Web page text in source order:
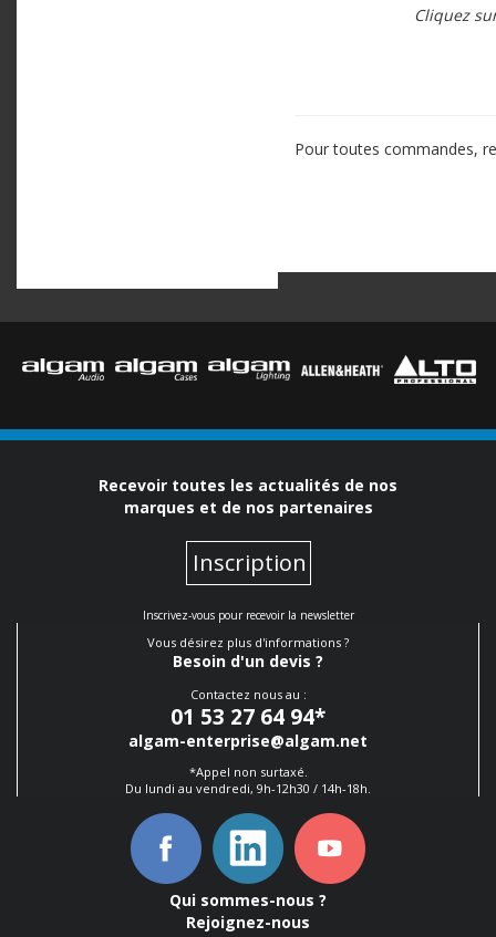
Cliquez
Pour toutes commandes,
Recevoir toutes les actualités de nos
marques et de nos partenaires
Inscription
Inscrivez-vous pour recevoir la newsletter
Vous désirez plus d'informations ?
Besoin d'un devis ?
Contactez nous au :
01 53 27 64 94*
algam-enterprise@algam.net
*Appel non surtaxé.
Du lundi au vendredi, 9h-12h30 / 14h-18h.
Qui sommes-nous ?
Rejoignez-nous